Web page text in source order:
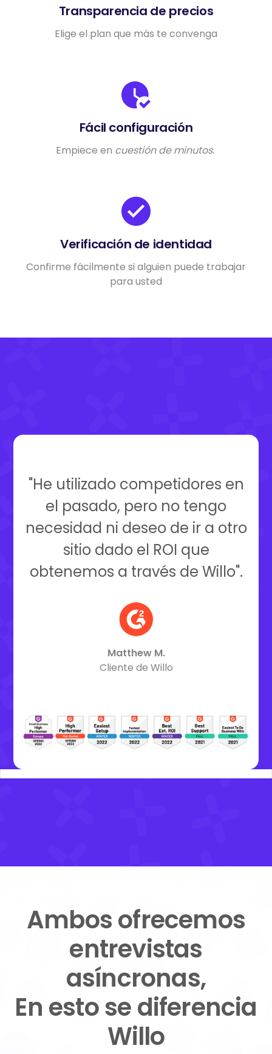
Transparencia de precios
Elige el plan que más te convenga
Fácil configuración
Empiece en cuestión de minutos.
Verificación de identidad
Confirme fácilmente si alguien puede trabajar
para usted
"He utilizado competidores en
el pasado, pero no tengo
necesidad ni deseo de ir a otro
sitio dado el ROI que
obtenemos a través de Willo".
Matthew M.
Cliente de Willo
Ambos ofrecemos
entrevistas
asíncronas,
En esto se diferencia
Willo